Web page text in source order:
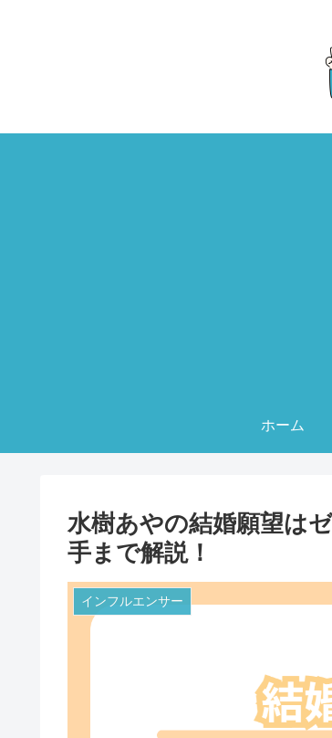
ホーム
水樹あやの結婚願望は
手まで解説！
インフルエンサー